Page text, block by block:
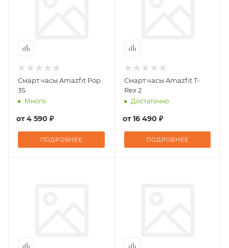
Смарт часы Amazfit Pop
3S
Много
от4 590 ₽
ПОДРОБНЕЕ
Смарт часы Amazfit T-
Rex 2
Достаточно
от16 490 ₽
ПОДРОБНЕЕ